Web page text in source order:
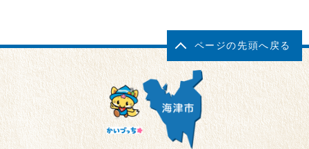
ページの先頭へ戻る